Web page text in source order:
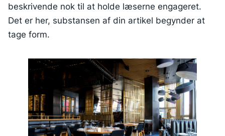
beskrivende nok til at holde læserne engageret.
Det er her, substansen af din artikel begynder at
tage form.